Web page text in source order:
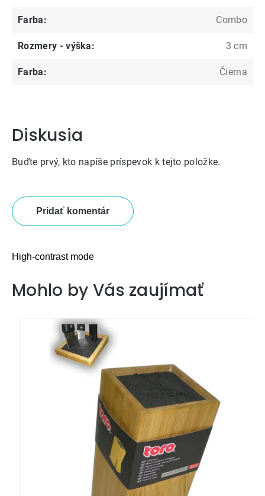
Farba: Combo
Rozmery - výška: 3 cm
Farba: Čierna
Diskusia
Buďte prvý, kto napíše príspevok k tejto položke.
Pridať komentár
High-contrast mode
Mohlo by Vás zaujímať